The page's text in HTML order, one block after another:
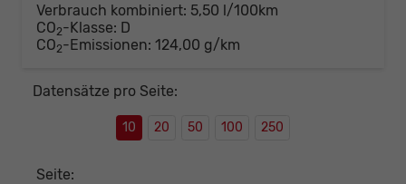
Verbrauch kombiniert: 5,50 l/100km
CO2-Klasse: D
CO2-Emissionen: 124,00 g/km
Datensätze pro Seite:
10 20 50 100 250
Seite: